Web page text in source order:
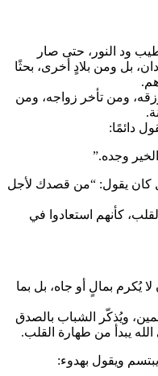
ود النور، حتى صار
بل ومن بلادٍ أخرى، بحثًا
ومن تأخر زواجه، ومن
دائمًا:
وجده.”
كان يقول: “من قصدك لأجل
كأنهم استعادوا في
يُكرم بمالٍ أو جاه، بل بما
ويُذكّر الشباب بالصدق
يبدأ من طهارة القلب.
ويقول بهدوء: